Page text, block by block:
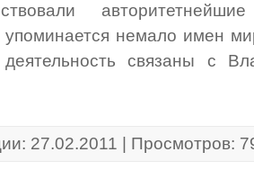
упоминается немало имен
связаны с
27.02.2011 | Просмотров: